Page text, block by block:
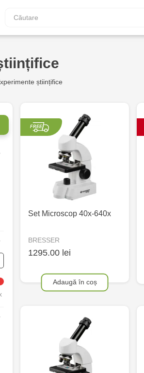
științifice
Set Microscop 40x-640x
BRESSER
1295.00 lei
Adaugă în coș